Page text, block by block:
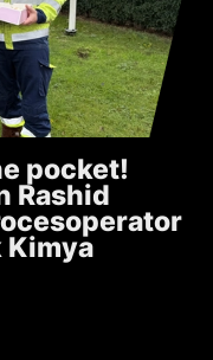
pocket!
Rashid
Kimya